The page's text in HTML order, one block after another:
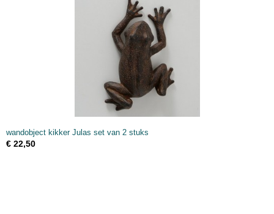
wandobject kikker Julas set van 2 stuks
€ 22,50